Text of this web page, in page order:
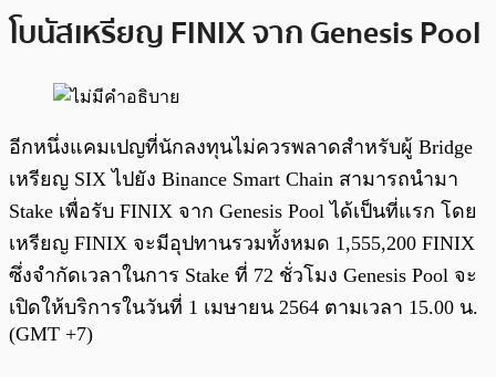
โบนัสเหรียญ FINIX จาก Genesis Pool
อีกหนึ่งแคมเปญที่นักลงทุนไม่ควรพลาดสำหรับผู้ Bridge
เหรียญ SIX ไปยัง Binance Smart Chain สามารถนำมา
Stake เพื่อรับ FINIX จาก Genesis Pool ได้เป็นที่แรก โดย
เหรียญ FINIX จะมีอุปทานรวมทั้งหมด 1,555,200 FINIX
ซึ่งจำกัดเวลาในการ Stake ที่ 72 ชั่วโมง Genesis Pool จะ
เปิดให้บริการในวันที่ 1 เมษายน 2564 ตามเวลา 15.00 น.
(GMT +7)